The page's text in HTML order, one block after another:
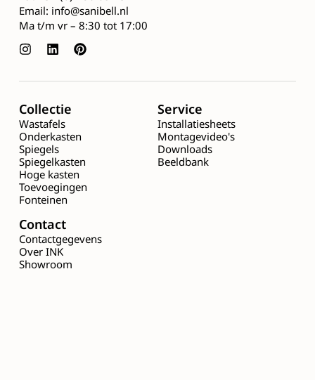
Email: info@sanibell.nl
Ma t/m vr – 8:30 tot 17:00
Collectie
Wastafels
Onderkasten
Spiegels
Spiegelkasten
Hoge kasten
Toevoegingen
Fonteinen
Service
Installatiesheets
Montagevideo's
Downloads
Beeldbank
Contact
Contactgegevens
Over INK
Showroom